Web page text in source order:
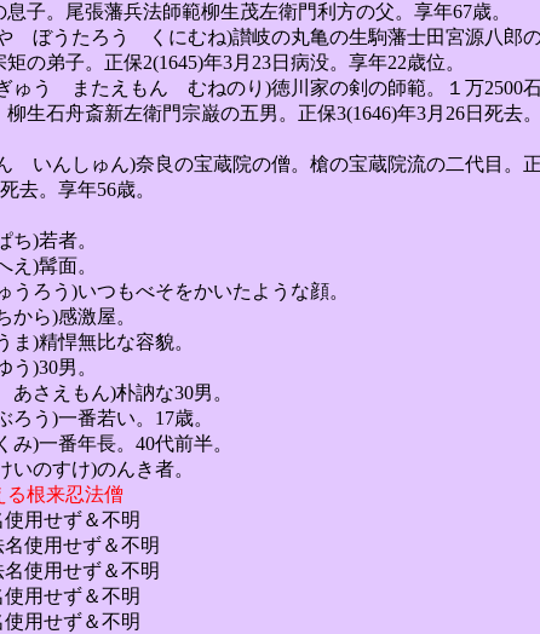
張藩兵法師範柳生茂左衛門利方の父。享年67歳。
うたろう くにむね)讃岐の丸亀の生駒藩士田宮源八郎
。正保2(1645)年3月23日病没。享年22歳位。
う またえもん むねのり)徳川家の剣の師範。１万2500
斎新左衛門宗巌の五男。正保3(1646)年3月26日死去
んしゅん)奈良の宝蔵院の僧。槍の宝蔵院流の二代目。
享年56歳。
)若者。
)髯面。
う)いつもべそをかいたような顔。
ら)感激屋。
)精悍無比な容貌。
)30男。
さえもん)朴訥な30男。
う)一番若い。17歳。
)一番年長。40代前半。
のすけ)のんき者。
る根来忍法僧
用せず＆不明
使用せず＆不明
使用せず＆不明
用せず＆不明
用せず＆不明